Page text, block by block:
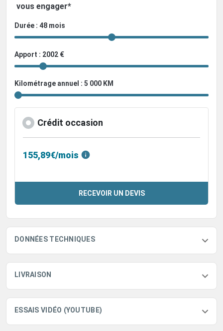
vous engager*
Durée : 48 mois
Apport : 2002 €
Kilométrage annuel : 5 000 KM
Crédit occasion
155,89€/mois
RECEVOIR UN DEVIS
DONNÉES TECHNIQUES
LIVRAISON
ESSAIS VIDÉO (YOUTUBE)